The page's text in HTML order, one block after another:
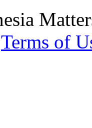
Terms of